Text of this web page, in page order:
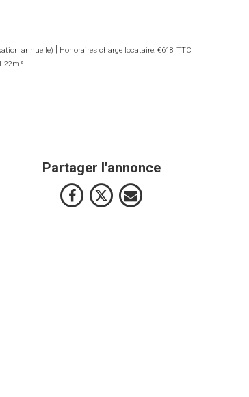
annuelle)
Honoraires charge locataire: €618 TTC
Partager l'annonce